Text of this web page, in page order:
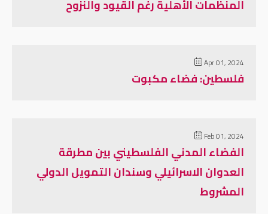
المنظمات الأهلية رغم القيود والنزوح
Apr 01, 2024
فلسطين: فضاء مكبوت
Feb 01, 2024
الفضاء المدني الفلسطيني بين مطرقة
العدوان الاسرائيلي وسندان التمويل الدولي
المشروط